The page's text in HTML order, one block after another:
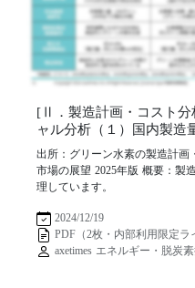
[Ⅱ．製造計画・コスト分
ャル分析（１）国内製造
出所：グリーン水素の製造計
市場の展望 2025年版 概要：製
理しています。
2024/12/19
PDF（2枚・内部利用限定ラ
axetimes エネルギー・脱炭